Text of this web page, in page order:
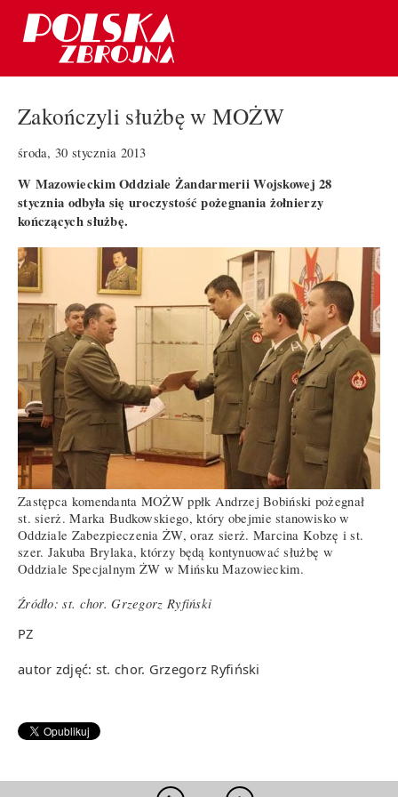
Zakończyli służbę w MOŻW
środa, 30 stycznia 2013
W Mazowieckim Oddziale Żandarmerii Wojskowej 28
stycznia odbyła się uroczystość pożegnania żołnierzy
kończących służbę.
Zastępca komendanta MOŻW ppłk Andrzej Bobiński pożegnał
st. sierż. Marka Budkowskiego, który obejmie stanowisko w
Oddziale Zabezpieczenia ŻW, oraz sierż. Marcina Kobzę i st.
szer. Jakuba Brylaka, którzy będą kontynuować służbę w
Oddziale Specjalnym ŻW w Mińsku Mazowieckim.
Źródło: st. chor. Grzegorz Ryfiński
PZ
autor zdjęć: st. chor. Grzegorz Ryfiński